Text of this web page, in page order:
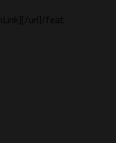
url]/feat